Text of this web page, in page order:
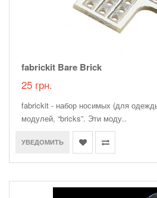
fabrickit Bare Brick
25 грн.
fabrickit - набор носимых (для
модулей, “bricks”. Эти моду..
УВЕДОМИТЬ